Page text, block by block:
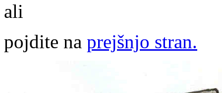
ali
pojdite na prejšnjo stran.